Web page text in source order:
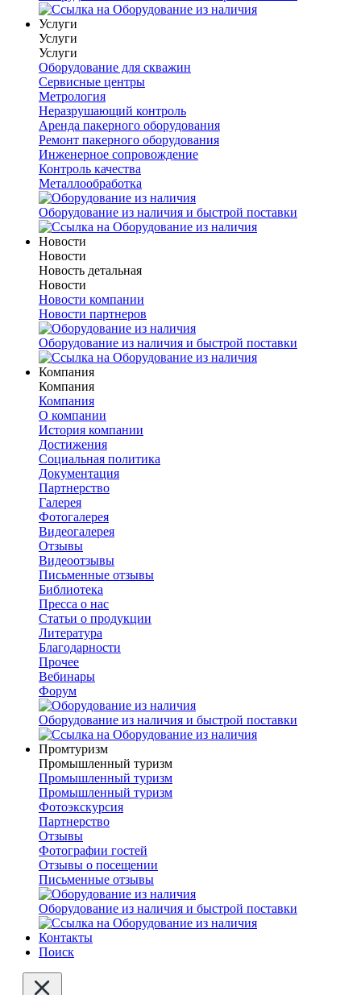
Услуги
Услуги
Услуги
Оборудование для скважин
Сервисные центры
Метрология
Неразрушающий контроль
Аренда пакерного оборудования
Ремонт пакерного оборудования
Инженерное сопровождение
Контроль качества
Металлообработка
Оборудование из наличия и быстрой поставки
Новости
Новости
Новость детальная
Новости
Новости компании
Новости партнеров
Оборудование из наличия и быстрой поставки
Компания
Компания
Компания
О компании
История компании
Достижения
Социальная политика
Документация
Партнерство
Галерея
Фотогалерея
Видеогалерея
Отзывы
Видеоотзывы
Письменные отзывы
Библиотека
Пресса о нас
Статьи о продукции
Литература
Благодарности
Прочее
Вебинары
Форум
Оборудование из наличия и быстрой поставки
Промтуризм
Промышленный туризм
Промышленный туризм
Промышленный туризм
Фотоэкскурсия
Партнерство
Отзывы
Фотографии гостей
Отзывы о посещении
Письменные отзывы
Оборудование из наличия и быстрой поставки
Контакты
Поиск